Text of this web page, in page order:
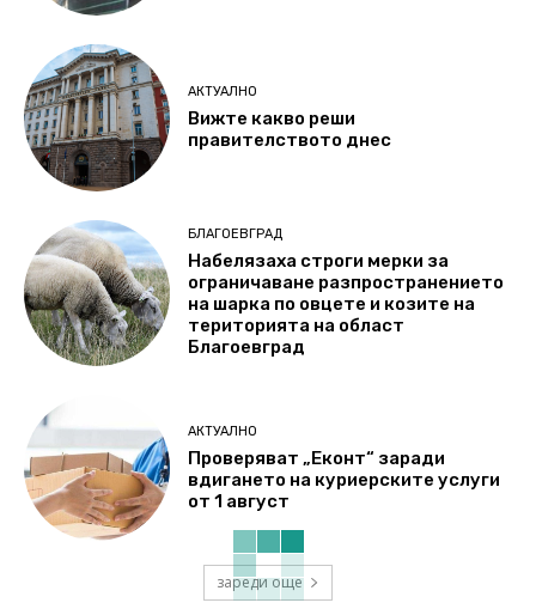
АКТУАЛНО
Вижте какво реши
правителството днес
БЛАГОЕВГРАД
Набелязаха строги мерки за
ограничаване разпространението
на шарка по овцете и козите на
територията на област
Благоевград
АКТУАЛНО
Проверяват „Еконт“ заради
вдигането на куриерските услуги
от 1 август
зареди още